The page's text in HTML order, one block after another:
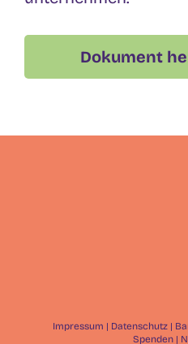
Dokument
Impressum | Datenschutz |
Spenden|